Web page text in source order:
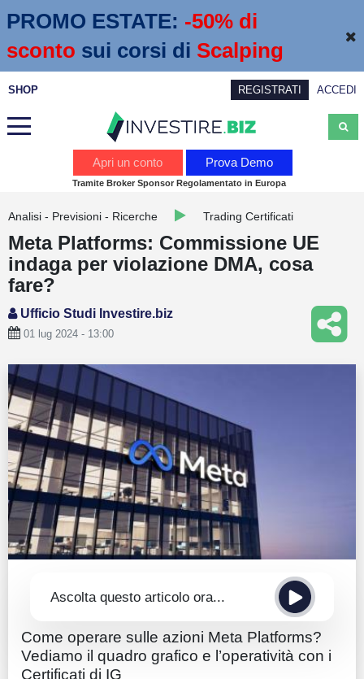
PROMO ESTATE: -50% di
sconto sui corsi di Scalping
SHOP REGISTRATI ACCEDI
Webinar
Servizi
Guide
Quotazioni
Conto IG
Guru Monitor
Stagionalità
Altro
Apri un conto Prova Demo
Tramite Broker Sponsor Regolamentato in Europa
Analisi - Previsioni - Ricerche Trading Certificati
Meta Platforms: Commissione UE
indaga per violazione DMA, cosa
fare?
Ufficio Studi Investire.biz
01 lug 2024 - 13:00
Ascolta questo articolo ora...
Come operare sulle azioni Meta Platforms?
Vediamo il quadro grafico e l’operatività con i
Certificati di IG